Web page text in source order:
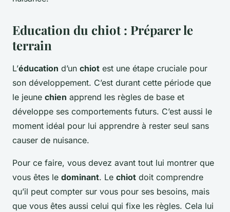
Education du chiot : Préparer le
terrain
L’éducation d’un chiot est une étape cruciale pour
son développement. C’est durant cette période que
le jeune chien apprend les règles de base et
développe ses comportements futurs. C’est aussi le
moment idéal pour lui apprendre à rester seul sans
causer de nuisance.
Pour ce faire, vous devez avant tout lui montrer que
vous êtes le dominant. Le chiot doit comprendre
qu’il peut compter sur vous pour ses besoins, mais
que vous êtes aussi celui qui fixe les règles. Cela lui